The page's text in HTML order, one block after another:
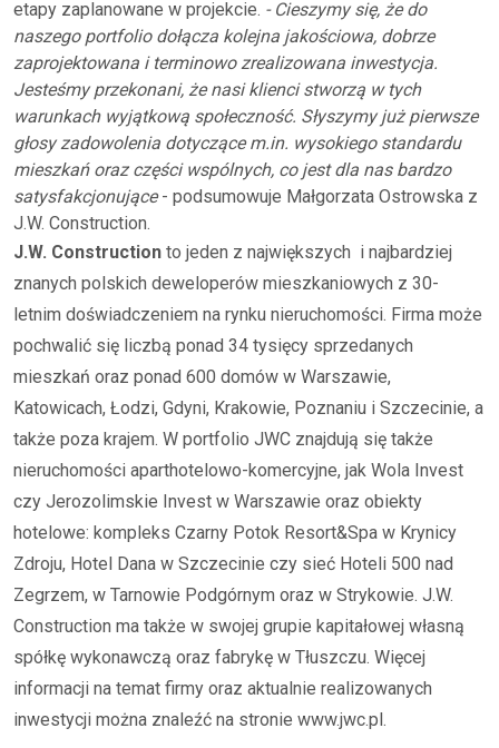
etapy zaplanowane w projekcie. - Cieszymy się, że do
naszego portfolio dołącza kolejna jakościowa, dobrze
zaprojektowana i terminowo zrealizowana inwestycja.
Jesteśmy przekonani, że nasi klienci stworzą w tych
warunkach wyjątkową społeczność. Słyszymy już pierwsze
głosy zadowolenia dotyczące m.in. wysokiego standardu
mieszkań oraz części wspólnych, co jest dla nas bardzo
satysfakcjonujące- podsumowuje Małgorzata Ostrowska z
J.W. Construction.
J.W. Construction to jeden z największych i najbardziej
znanych polskich deweloperów mieszkaniowych z 30-
letnim doświadczeniem na rynku nieruchomości. Firma może
pochwalić się liczbą ponad 34 tysięcy sprzedanych
mieszkań oraz ponad 600 domów w Warszawie,
Katowicach, Łodzi, Gdyni, Krakowie, Poznaniu i Szczecinie, a
także poza krajem. W portfolio JWC znajdują się także
nieruchomości aparthotelowo-komercyjne, jak Wola Invest
czy Jerozolimskie Invest w Warszawie oraz obiekty
hotelowe: kompleks Czarny Potok Resort&Spa w Krynicy
Zdroju, Hotel Dana w Szczecinie czy sieć Hoteli 500 nad
Zegrzem, w Tarnowie Podgórnym oraz w Strykowie. J.W.
Construction ma także w swojej grupie kapitałowej własną
spółkę wykonawczą oraz fabrykę w Tłuszczu. Więcej
informacji na temat firmy oraz aktualnie realizowanych
inwestycji można znaleźć na stronie www.jwc.pl.